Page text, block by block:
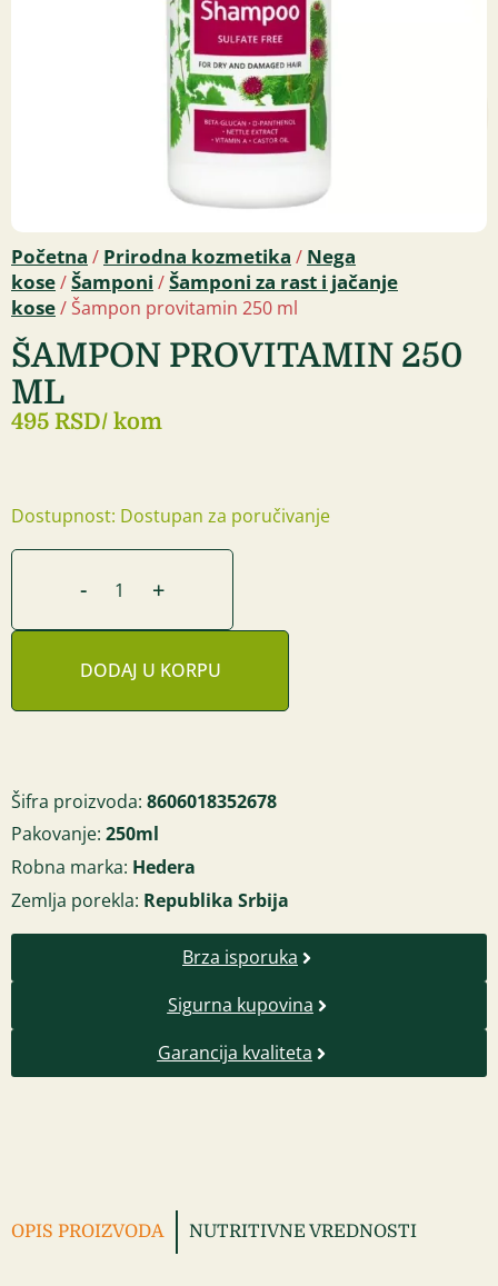
Početna / Prirodna kozmetika / Nega
kose/Šamponi /Šamponi za rast i jačanje
kose/ Šampon provitamin 250 ml
ŠAMPON PROVITAMIN 250
ML
495 RSD/ kom
Dostupnost: Dostupan za poručivanje
- +
DODAJ U KORPU
Šifra proizvoda: 8606018352678
Pakovanje: 250ml
Robna marka: Hedera
Zemlja porekla: Republika Srbija
Brza isporuka
Sigurna kupovina
Garancija kvaliteta
OPIS PROIZVODA NUTRITIVNE VREDNOSTI